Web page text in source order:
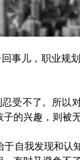
事儿，职业规
受不了。所以
的兴趣，则被
自我发现和